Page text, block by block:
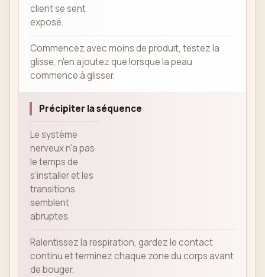
client se sent
exposé.
Commencez avec moins de produit, testez la
glisse, n'en ajoutez que lorsque la peau
commence à glisser.
Précipiter la séquence
Le système
nerveux n'a pas
le temps de
s'installer et les
transitions
semblent
abruptes.
Ralentissez la respiration, gardez le contact
continu et terminez chaque zone du corps avant
de bouger.